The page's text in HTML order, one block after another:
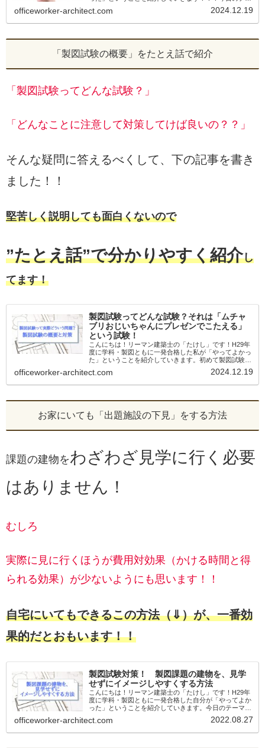
マは【合格する人が持つ「根拠のない自信」！！】試験
に対する重圧やら周りからのプレッシャー...
officeworker-architect.com 2024.12.19
「製図試験の概要」をたとえ話で紹介
「製図試験ってどんな試験？」
「どんなことに注意して対策してけば良いの？？」
そんな疑問に答えるべくして、下の記事を書き
ました！！
堅苦しく説明しても面白くないので
”たとえ話”で分かりやすく紹介し
てます！
製図試験ってどんな試験？それは「ムチャ
ブリおじいちゃんにプレゼンでこたえる」
という試験！
こんにちは！リーマン建築士の「たけし」です！H29年
度に学科・製図ともに一発合格した私が「やってよかっ
た」ということを紹介していきます。初めて製図試験を
受ける人にとって、製図試験ってどんな試験？試験対策
って何すればいいの？こんな未知の世界だ...
officeworker-architect.com 2024.12.19
お家にいても「出題施設の下見」をする方法
課題の建物をわざわざ見学に行く必要
はありません！
むしろ
実際に見に行くほうが費用対効果（かける時間と得
られる効果）が少ないようにも思います！！
自宅にいてもできるこの方法（⇓）が、一番効
果的だとおもいます！！
製図試験対策！ 製図課題の建物を、見学
せずにイメージしやすくする方法
こんにちは！リーマン建築士の「たけし」です！H29年
度に学科・製図ともに一発合格した自分が「やってよか
った」ということを紹介していきます。今日のテーマは
製図課題の建物を、見学せずにイメージしやすくする方
法製図試験で出されている課題（令和2年...
officeworker-architect.com 2022.08.27